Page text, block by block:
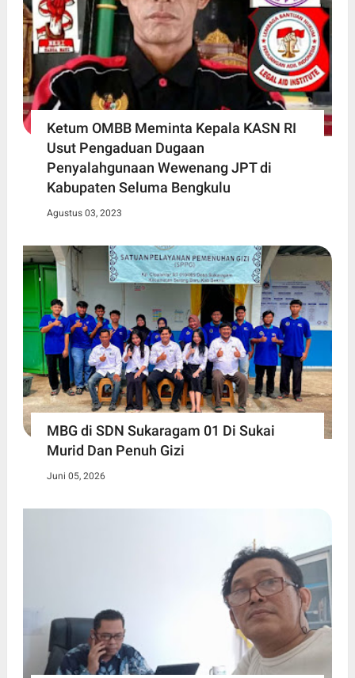
Ketum OMBB Meminta Kepala KASN RI
Usut Pengaduan Dugaan
Penyalahgunaan Wewenang JPT di
Kabupaten Seluma Bengkulu
Agustus 03, 2023
MBG di SDN Sukaragam 01 Di Sukai
Murid Dan Penuh Gizi
Juni 05, 2026